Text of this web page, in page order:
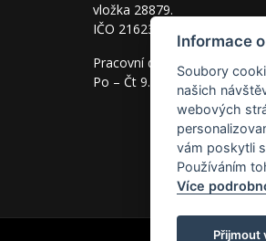
vložka 28879.
IČO 21623422, DIČ
Pracovní doba:
Po – Čt 9.00 – 17.00 hod. a
Informace
Soubory
našich
webových
vám poskytli
Používáním
Více
Přijmout